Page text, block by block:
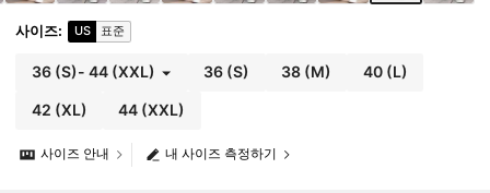
사이즈: US 표준
36(S)- 44 (XXL) 36 (S) 38 (M) 40(L)
42 (XL) 44 (XXL)
내 사이즈 측정하기
사이즈 안내